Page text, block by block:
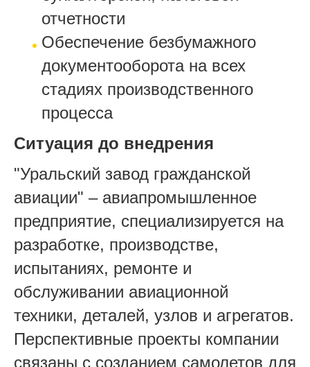
отчетности
Обеспечение безбумажного
документооборота на всех
стадиях производственного
процесса
Ситуация до внедрения
"Уральский завод гражданской
авиации" – авиапромышленное
предприятие, специализируется на
разработке, производстве,
испытаниях, ремонте и
обслуживании авиационной
техники, деталей, узлов и агрегатов.
Перспективные проекты компании
связаны с созданием самолетов для